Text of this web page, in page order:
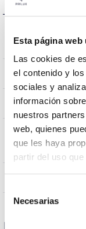
Esta página web
Las cookies de
el contenido y
sociales y
información
nuestros
web, quienes
que les haya
partir del uso
Necesarias
vento
Peso
Dimensão
Posição de
montagem